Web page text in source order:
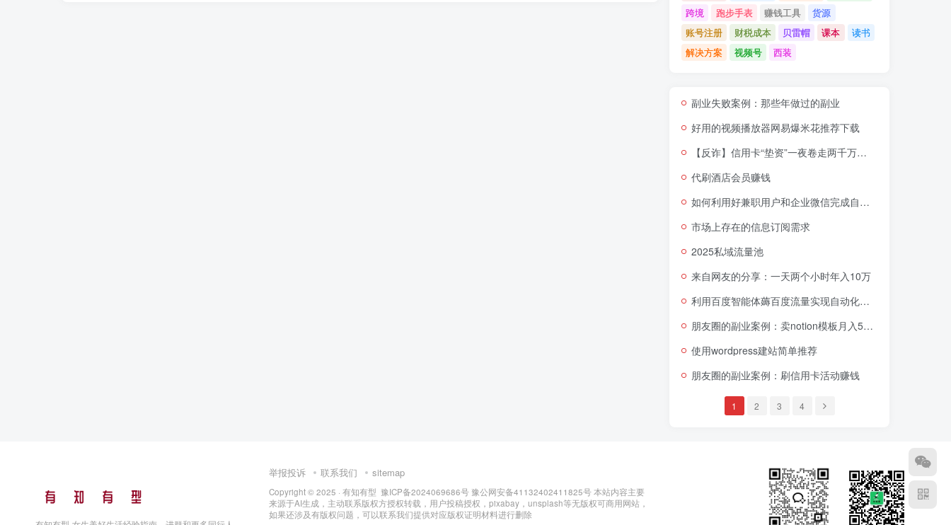
跨境
跑步手表 赚钱工具
货源
账号注册
财税成本 贝雷帽 课本
读书
解决方案
视频号 西装
副业失败案例：那些年做过的副业
好用的视频播放器网易爆米花推荐下载
【反诈】信用卡“垫资”一夜卷走两千万！背后骗局专坑贪小便宜的人，所有步骤全曝光​
代刷酒店会员赚钱
如何利用好兼职用户和企业微信完成自动加人和自动转化？
市场上存在的信息订阅需求
2025私域流量池
来自网友的分享：一天两个小时年入10万
利用百度智能体薅百度流量实现自动化引流获客赚钱
朋友圈的副业案例：卖notion模板月入5万+
使用wordpress建站简单推荐
朋友圈的副业案例：刷信用卡活动赚钱
1 2 3 4
举报投诉 联系我们 sitemap
Copyright © 2025 · 有知有型 豫ICP备2024069686号 豫公网安备41132402411825号本站内容主要
来源于AI生成，主动联系版权方授权转载，用户投稿授权，pixabay，unsplash等无版权可商用网站，
如果还涉及有版权问题，可以联系我们提供对应版权证明材料进行删除